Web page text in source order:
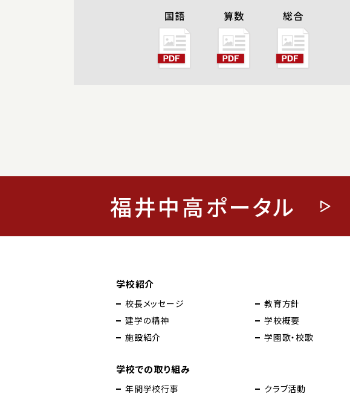
国語 算数 総合
福井中高ポータル
学校紹介
校長メッセージ
教育方針
建学の精神
学校概要
施設紹介
学園歌・校歌
学校での取り組み
年間学校行事
クラブ活動